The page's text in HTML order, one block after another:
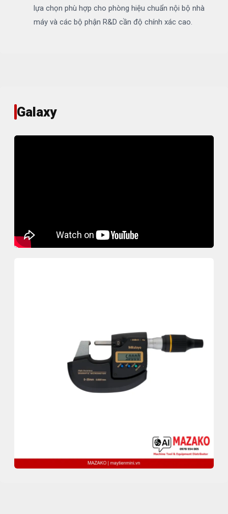
lựa chọn phù hợp cho phòng hiệu chuẩn nội bộ nhà
máy và các bộ phận R&D cần độ chính xác cao.
Galaxy